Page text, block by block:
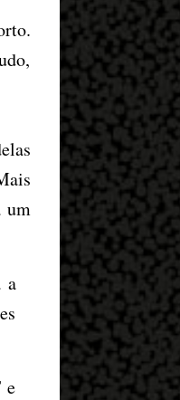
um
a
e